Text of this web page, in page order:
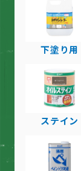
下塗り用
ステイン